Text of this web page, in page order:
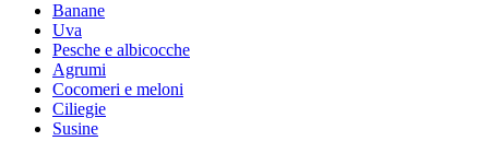
Banane
Uva
Pesche e albicocche
Agrumi
Cocomeri e meloni
Ciliegie
Susine